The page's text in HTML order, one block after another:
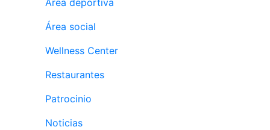
Área deportiva
Área social
Wellness Center
Restaurantes
Patrocinio
Noticias